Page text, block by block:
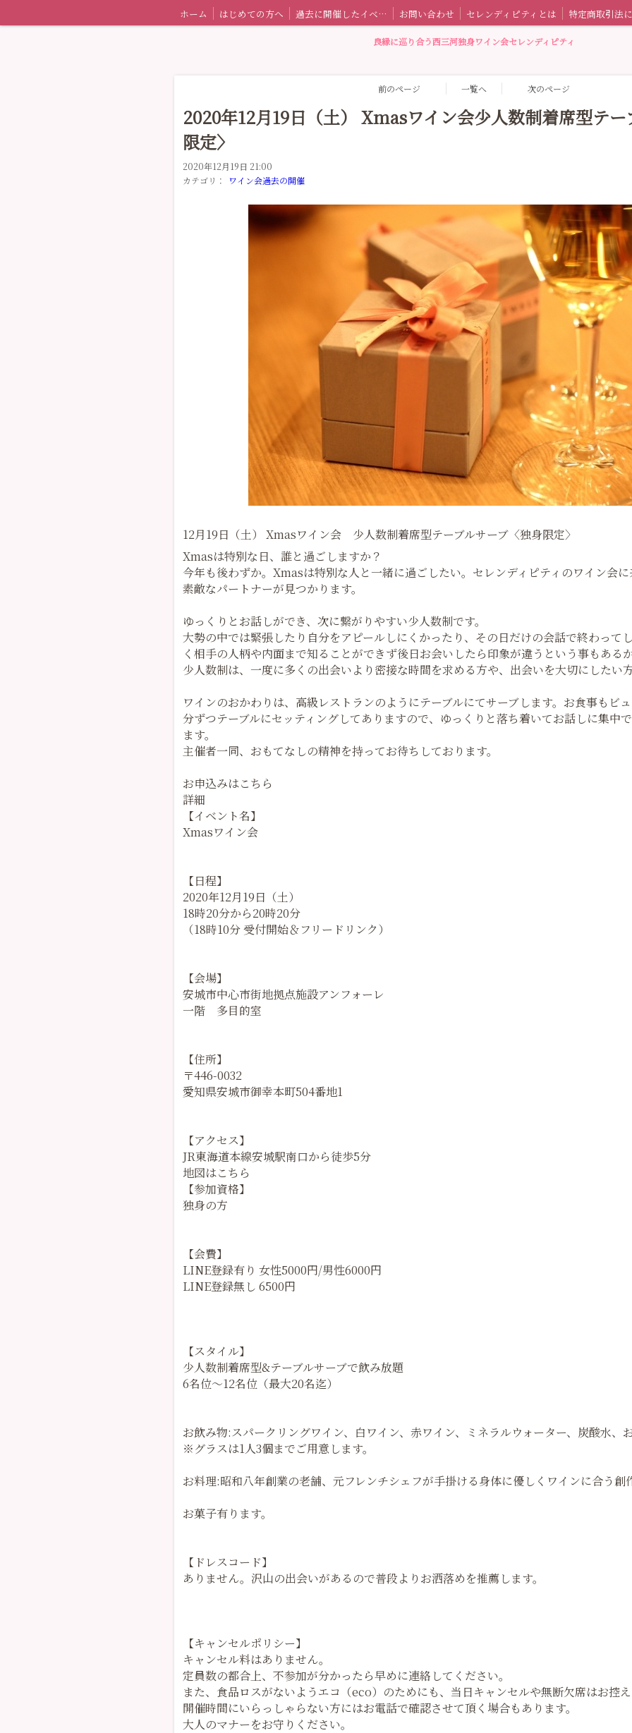
ホーム はじめての方へ 過去に開催したイベント情報 お問い合わせ セレンディピティとは
良縁に巡り合う西三河独身ワイン会セレンディピティ
前のページ 一覧へ 次のページ
2020年12月19日（土） Xmasワイン会少人数制着席型テ
限定〉
2020年12月19日 21:00
カテゴリ：
ワイン会過去の開催
12月19日（土） Xmasワイン会 少人数制着席型テーブルサーブ〈独身限定〉
Xmasは特別な日、誰と過ごしますか？
今年も後わずか。Xmasは特別な人と一緒に過ごしたい。セレンディピティのワイン会
素敵なパートナーが見つかります。
ゆっくりとお話しができ、次に繋がりやすい少人数制です。
大勢の中では緊張したり自分をアピールしにくかったり、その日だけの会話で終わって
く相手の人柄や内面まで知ることができず後日お会いしたら印象が違うという事もある
少人数制は、一度に多くの出会いより密接な時間を求める方や、出会いを大切にしたい方
ワインのおかわりは、高級レストランのようにテーブルにてサーブします。お食事もビ
分ずつテーブルにセッティングしてありますので、ゆっくりと落ち着いてお話しに集中
ます。
主催者一同、おもてなしの精神を持ってお待ちしております。
お申込みはこちら
詳細
【イベント名】
Xmasワイン会
【日程】
2020年12月19日（土）
18時20分から20時20分
（18時10分 受付開始＆フリードリンク）
【会場】
安城市中心市街地拠点施設アンフォーレ
一階 多目的室
【住所】
〒446-0032
愛知県安城市御幸本町504番地1
【アクセス】
JR東海道本線安城駅南口から徒歩5分
地図はこちら
【参加資格】
独身の方
【会費】
LINE登録有り 女性5000円/男性6000円
LINE登録無し 6500円
【スタイル】
少人数制着席型&テーブルサーブで飲み放題
6名位〜12名位（最大20名迄）
お飲み物:スパークリングワイン、白ワイン、赤ワイン、ミネラルウォーター、炭酸水、
※グラスは1人3個までご用意します。
お料理:昭和八年創業の老舗、元フレンチシェフが手掛ける身体に優しくワインに合う創
お菓子有ります。
【ドレスコード】
ありません。沢山の出会いがあるので普段よりお洒落めを推薦します。
【キャンセルポリシー】
キャンセル料はありません。
定員数の都合上、不参加が分かったら早めに連絡してください。
また、食品ロスがないようエコ（eco）のためにも、当日キャンセルや無断欠席はお控え
開催時間にいらっしゃらない方にはお電話で確認させて頂く場合もあります。
大人のマナーをお守りください。